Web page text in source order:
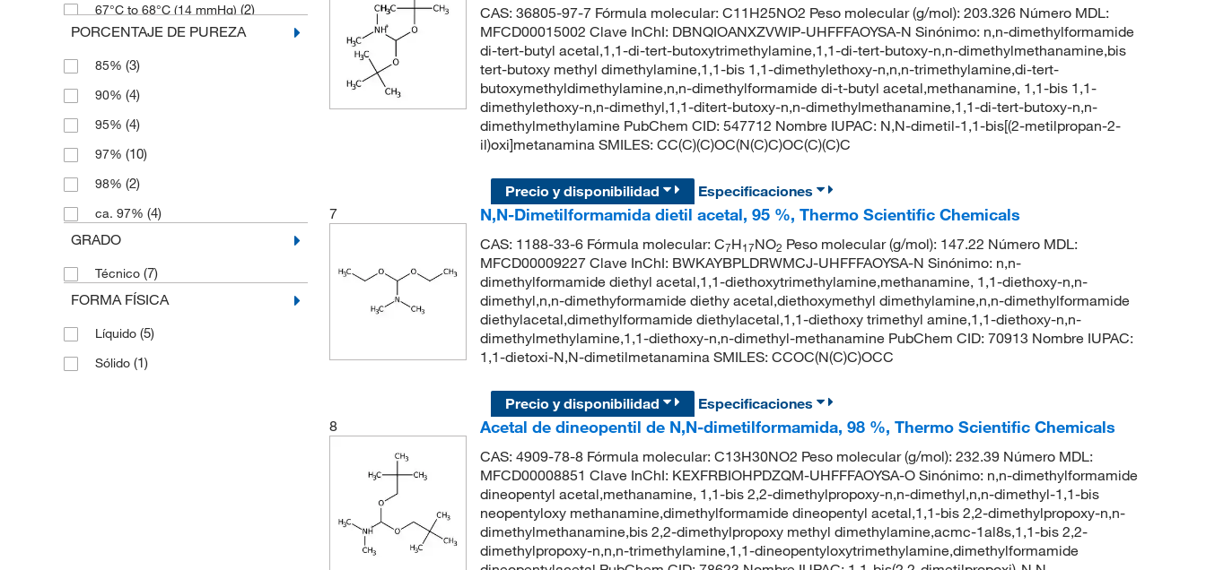
67°C to 68°C (14 mmHg) (2)
75°C to 77°C (12 mmHg)(2)
85°C to 87°C (10 mmHg)
PORCENTAJE DE PUREZA
85% (3)
90% (4)
95% (4)
97% (10)
98% (2)
ca. 97% (4)
GRADO
Técnico (7)
FORMA FÍSICA
Líquido (5)
Sólido (1)
CAS: 36805-97-7 Fórmula molecular: C11H25NO2 Peso molecular (g/mol): 203.326 Número MDL:
MFCD00015002 Clave InChI: DBNQIOANXZVWIP-UHFFFAOYSA-N Sinónimo: n,n-dimethylformamide
di-tert-butyl acetal,1,1-di-tert-butoxytrimethylamine,1,1-di-tert-butoxy-n,n-dimethylmethanamine,bis
tert-butoxy methyl dimethylamine,1,1-bis 1,1-dimethylethoxy-n,n,n-trimethylamine,di-tert-
butoxymethyldimethylamine,n,n-dimethylformamide di-t-butyl acetal,methanamine, 1,1-bis 1,1-
dimethylethoxy-n,n-dimethyl,1,1-ditert-butoxy-n,n-dimethylmethanamine,1,1-di-tert-butoxy-n,n-
dimethylmethylamine PubChem CID: 547712 Nombre IUPAC: N,N-dimetil-1,1-bis[(2-metilpropan-2-
il)oxi]metanamina SMILES: CC(C)(C)OC(N(C)C)OC(C)(C)C
Precio y disponibilidad
Especificaciones
7
N,N-Dimetilformamida dietil acetal, 95 %, Thermo Scientific Chemicals
CAS: 1188-33-6 Fórmula molecular: C7H17NO2 Peso molecular (g/mol): 147.22 Número MDL:
MFCD00009227 Clave InChI: BWKAYBPLDRWMCJ-UHFFFAOYSA-N Sinónimo: n,n-
dimethylformamide diethyl acetal,1,1-diethoxytrimethylamine,methanamine, 1,1-diethoxy-n,n-
dimethyl,n,n-dimethyformamide diethy acetal,diethoxymethyl dimethylamine,n,n-dimethylformamide
diethylacetal,dimethylformamide diethylacetal,1,1-diethoxy trimethyl amine,1,1-diethoxy-n,n-
dimethylmethylamine,1,1-diethoxy-n,n-dimethyl-methanamine PubChem CID: 70913 Nombre IUPAC:
1,1-dietoxi-N,N-dimetilmetanamina SMILES: CCOC(N(C)C)OCC
Precio y disponibilidad
Especificaciones
8
Acetal de dineopentil de N,N-dimetilformamida, 98 %, Thermo Scientific Chemicals
CAS: 4909-78-8 Fórmula molecular: C13H30NO2 Peso molecular (g/mol): 232.39 Número MDL:
MFCD00008851 Clave InChI: KEXFRBIOHPDZQM-UHFFFAOYSA-O Sinónimo: n,n-dimethylformamide
dineopentyl acetal,methanamine, 1,1-bis 2,2-dimethylpropoxy-n,n-dimethyl,n,n-dimethyl-1,1-bis
neopentyloxy methanamine,dimethylformamide dineopentyl acetal,1,1-bis 2,2-dimethylpropoxy-n,n-
dimethylmethanamine,bis 2,2-dimethylpropoxy methyl dimethylamine,acmc-1al8s,1,1-bis 2,2-
dimethylpropoxy-n,n,n-trimethylamine,1,1-dineopentyloxytrimethylamine,dimethylformamide